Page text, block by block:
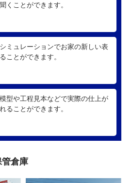
くことができます。
ミュレーションでお家の新しい表
ことができます。
型や工程見本などで実際の仕上が
ることができます。
倉庫